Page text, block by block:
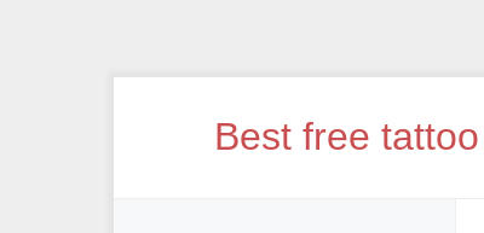
Best free tattoo